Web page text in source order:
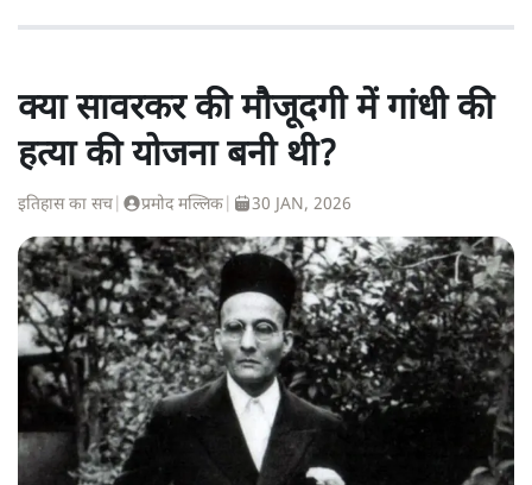
क्या सावरकर की मौजूदगी में गांधी की
हत्या की योजना बनी थी?
इतिहास का सच प्रमोद मल्लिक 30 JAN, 2026